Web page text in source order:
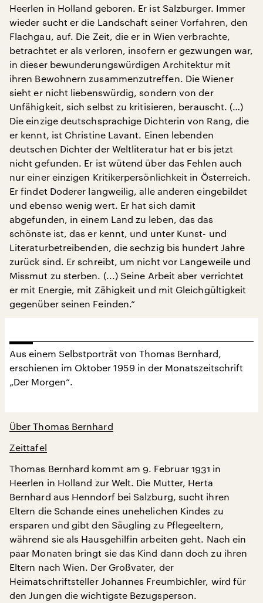
Heerlen in Holland geboren. Er ist Salzburger. Immer
wieder sucht er die Landschaft seiner Vorfahren, den
Flachgau, auf. Die Zeit, die er in Wien verbrachte,
betrachtet er als verloren, insofern er gezwungen war,
in dieser bewunderungswürdigen Architektur mit
ihren Bewohnern zusammenzutreffen. Die Wiener
sieht er nicht liebenswürdig, sondern von der
Unfähigkeit, sich selbst zu kritisieren, berauscht. (…)
Die einzige deutschsprachige Dichterin von Rang, die
er kennt, ist Christine Lavant. Einen lebenden
deutschen Dichter der Weltliteratur hat er bis jetzt
nicht gefunden. Er ist wütend über das Fehlen auch
nur einer einzigen Kritikerpersönlichkeit in Österreich.
Er findet Doderer langweilig, alle anderen eingebildet
und ebenso wenig wert. Er hat sich damit
abgefunden, in einem Land zu leben, das das
schönste ist, das er kennt, und unter Kunst- und
Literaturbetreibenden, die sechzig bis hundert Jahre
zurück sind. Er schreibt, um nicht vor Langeweile und
Missmut zu sterben. (...) Seine Arbeit aber verrichtet
er mit Energie, mit Zähigkeit und mit Gleichgültigkeit
gegenüber seinen Feinden.“
Aus einem Selbstporträt von Thomas Bernhard,
erschienen im Oktober 1959 in der Monatszeitschrift
„Der Morgen“.
Über Thomas Bernhard
Zeittafel
Thomas Bernhard kommt am 9. Februar 1931 in
Heerlen in Holland zur Welt. Die Mutter, Herta
Bernhard aus Henndorf bei Salzburg, sucht ihren
Eltern die Schande eines unehelichen Kindes zu
ersparen und gibt den Säugling zu Pflegeeltern,
während sie als Hausgehilfin arbeiten geht. Nach ein
paar Monaten bringt sie das Kind dann doch zu ihren
Eltern nach Wien. Der Großvater, der
Heimatschriftsteller Johannes Freumbichler, wird für
den Jungen die wichtigste Bezugsperson.